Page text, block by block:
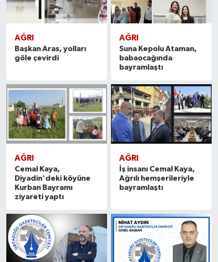
AĞRI
Başkan Aras, yolları
göle çevirdi
AĞRI
Suna Kepolu Ataman,
babaocağında
bayramlaştı
AĞRI
Cemal Kaya,
Diyadin'deki köyüne
Kurban Bayramı
ziyareti yaptı
AĞRI
İş insanı Cemal Kaya,
Ağrılı hemşerileriyle
bayramlaştı